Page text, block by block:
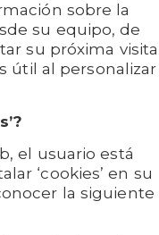
sobre la
su equipo, de
su próxima visita
útil al personalizar
el usuario está
‘cookies’ en su
la siguiente